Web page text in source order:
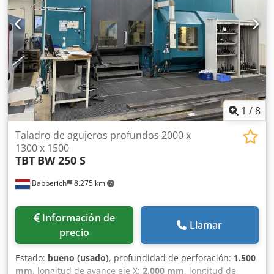
1 /8
Babberich 8.275 km
Taladro de agujeros profundos 2000 x
1300 x 1500
TBT BW 250 S
Información de
precio
Llamar
Estado: bueno (usado), profundidad de perforación: 1.500
mm, longitud de avance eje X: 2.000 mm, longitud de